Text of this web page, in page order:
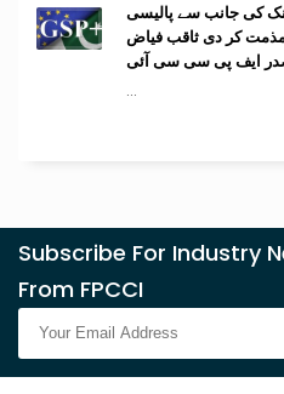
کی جانب سے پالیسی
مذمت کر دی ثاقب فیاض
ایف پی سی سی آئی
...
Subscribe For Industry
From FPCCI